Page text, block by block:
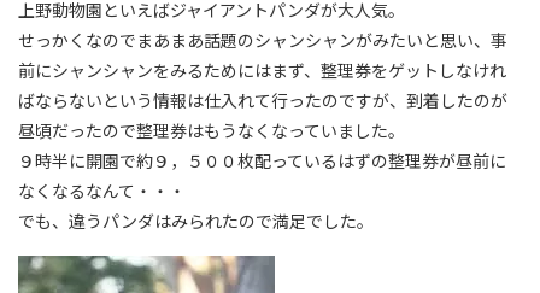
上野動物園といえばジャイアントパンダが大人気。
せっかくなのでまあまあ話題のシャンシャンがみたいと思い、事
前にシャンシャンをみるためにはまず、整理券をゲットしなけれ
ばならないという情報は仕入れて行ったのですが、到着したのが
昼頃だったので整理券はもうなくなっていました。
９時半に開園で約９，５００枚配っているはずの整理券が昼前に
なくなるなんて・・・
でも、違うパンダはみられたので満足でした。